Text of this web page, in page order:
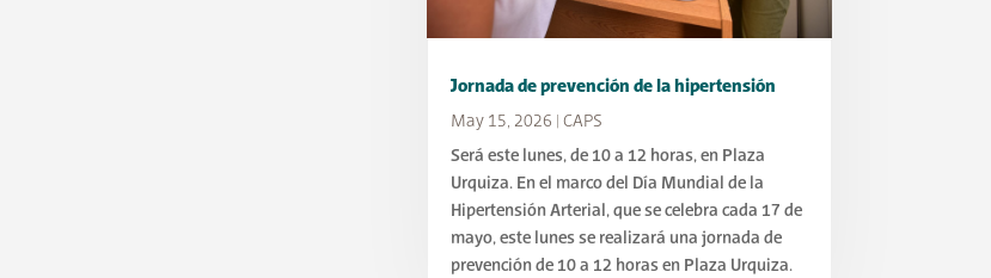
Jornada de prevención de la hipertensión
May 15, 2026 | CAPS
Será este lunes, de 10 a 12 horas, en Plaza
Urquiza. En el marco del Día Mundial de la
Hipertensión Arterial, que se celebra cada 17 de
mayo, este lunes se realizará una jornada de
prevención de 10 a 12 horas en Plaza Urquiza.